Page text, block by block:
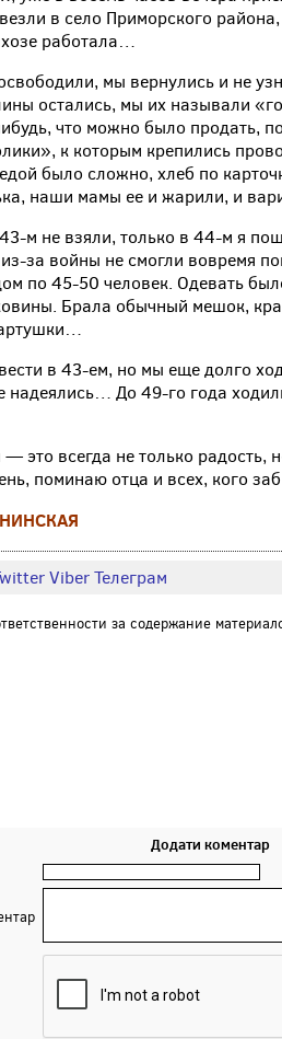
в село Приморского
работала…
мы вернулись и не
остались, мы их называли
что можно было продать,
к которым крепились
едой было сложно, хлеб по
наши мамы ее и жарили, и
м не взяли, только в 44-м я
за войны не смогли вовремя
по 45-50 человек. Одевать
Брала обычный мешок,
в 43-ем, но мы еще долго
надеялись… До 49-го года
это всегда не только радость,
поминаю отца и всех, кого
ViberТелеграм
за содержание
Додати коментар